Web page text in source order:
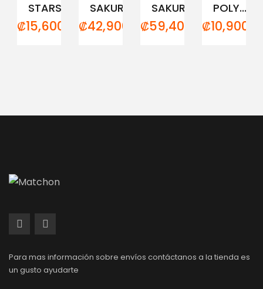
STARS
₡15,600.00
SAKURA...
₡42,900.00
SAKURA...
₡59,400.00
POLY...
₡
Para mas información sobre envíos contáctanos a la tienda es
un gusto ayudarte